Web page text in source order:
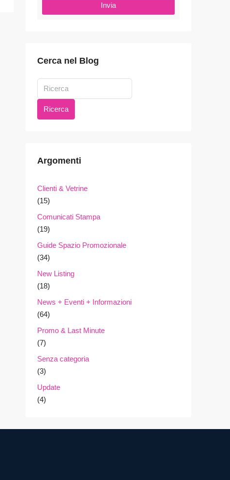
Invia
Cerca nel Blog
Ricerca
Argomenti
Clienti & Vetrine
(15)
Comunicati Stampa
(19)
Guide Spazio Promozionale
(34)
New Listing
(18)
News + Eventi + Informazioni
(64)
Promo & Last Minute
(7)
Senza categoria
(3)
Update
(4)